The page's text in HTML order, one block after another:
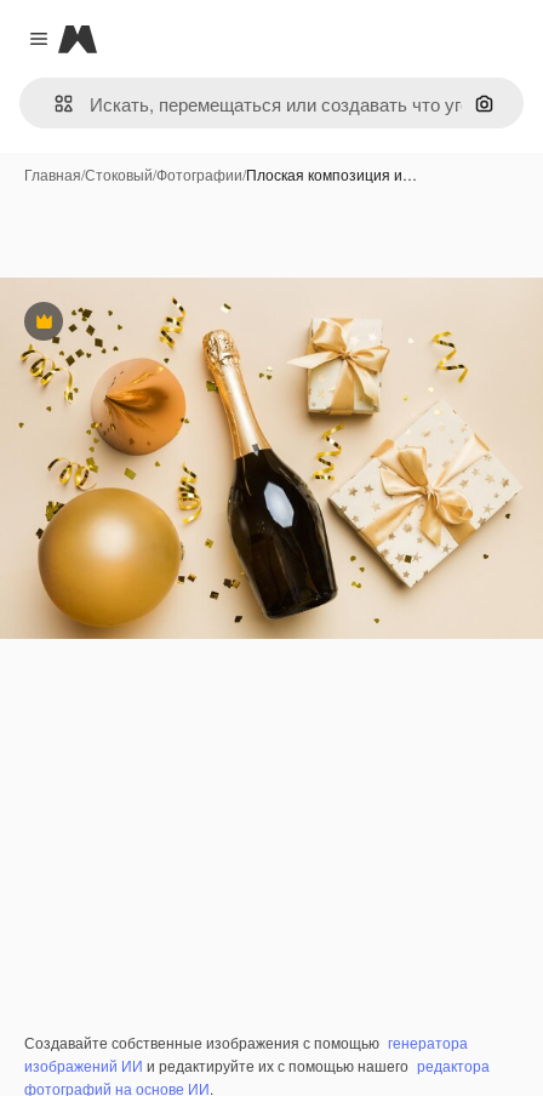
Close menu
Magnific
Поиск
Главная/Стоковый/Фотографии/Плоская композиция и…
Премиум
Создавайте собственные изображения с помощью генератора
изображений ИИ и редактируйте их с помощью нашего редактора
фотографий на основе ИИ.